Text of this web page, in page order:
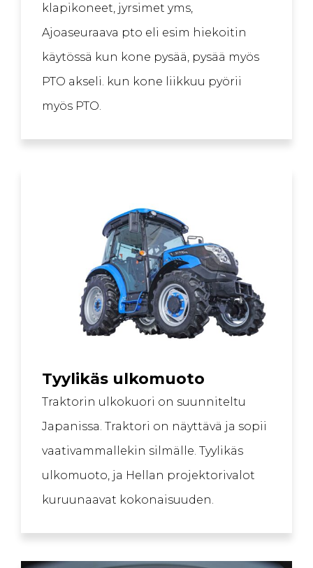
klapikoneet, jyrsimet yms,
Ajoaseuraava pto eli esim hiekoitin
käytössä kun kone pysää, pysää myös
PTO akseli. kun kone liikkuu pyörii
myös PTO.
Tyylikäs ulkomuoto
Traktorin ulkokuori on suunniteltu
Japanissa. Traktori on näyttävä ja sopii
vaativammallekin silmälle. Tyylikäs
ulkomuoto, ja Hellan projektorivalot
kuruunaavat kokonaisuuden.